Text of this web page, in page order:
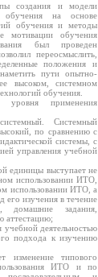
создания и модели
обучения на основе
обучения и методы
мотивации обучения
был проведен
переосмыслить,
положения и
пути опытно-
высоком, системном
обучения.
применения
Системный
по сравнению с
системы, с
управления учебной
единицы выступает не
использовании ИТО,
использовании ИТО, а
его изучения в течение
домашние задания,
аттестацию;
учебной деятельностью
подхода к изучению
изменение типового
ИТО и по